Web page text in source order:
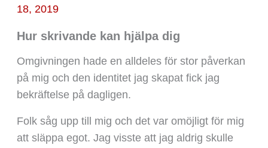
18, 2019
Hur skrivande kan hjälpa dig
Omgivningen hade en alldeles för stor påverkan
på mig och den identitet jag skapat fick jag
bekräftelse på dagligen.
Folk såg upp till mig och det var omöjligt för mig
att släppa egot. Jag visste att jag aldrig skulle